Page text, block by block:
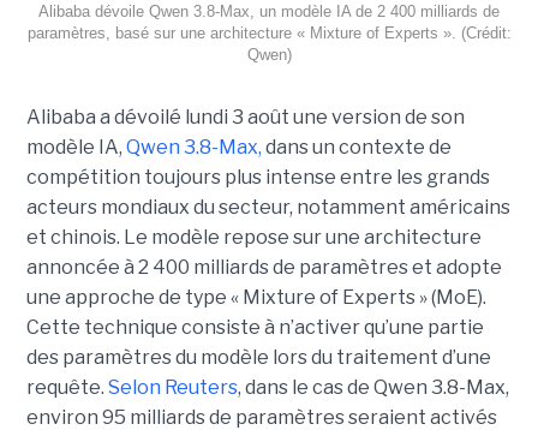
Alibaba dévoile Qwen 3.8-Max, un modèle IA de 2 400 milliards de
paramètres, basé sur une architecture « Mixture of Experts ». (Crédit:
Qwen)
Alibaba a dévoilé lundi 3 août une version de son
modèle IA, Qwen 3.8-Max, dans un contexte de
compétition toujours plus intense entre les grands
acteurs mondiaux du secteur, notamment américains
et chinois. Le modèle repose sur une architecture
annoncée à 2 400 milliards de paramètres et adopte
une approche de type « Mixture of Experts » (MoE).
Cette technique consiste à n’activer qu’une partie
des paramètres du modèle lors du traitement d’une
requête. Selon Reuters, dans le cas de Qwen 3.8-Max,
environ 95 milliards de paramètres seraient activés